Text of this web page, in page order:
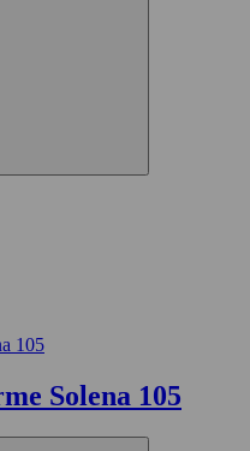
Solena 105